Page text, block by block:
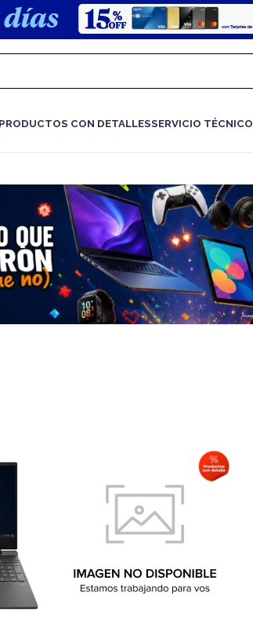
PRODUCTOS CON DETALLESSERVICIO TÉCNICO